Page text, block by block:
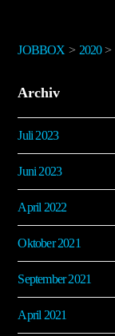
JOBBOX > 2020>
Archiv
Juli 2023
Juni 2023
April 2022
Oktober 2021
September 2021
April 2021